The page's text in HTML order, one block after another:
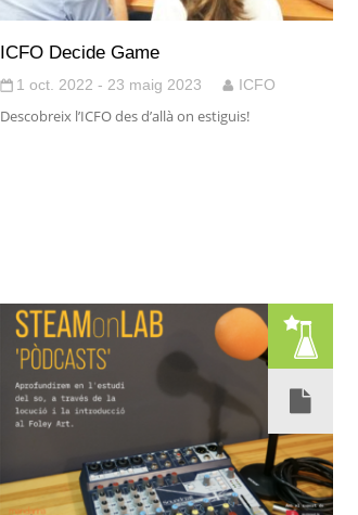
ICFO Decide Game
1 oct. 2022 - 23 maig 2023 ICFO
Descobreix l’ICFO des d’allà on estiguis!